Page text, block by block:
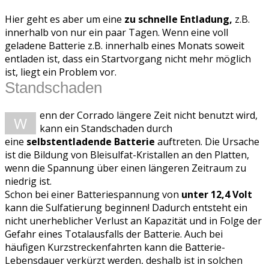
Hier geht es aber um eine zu schnelle Entladung, z.B.
innerhalb von nur ein paar Tagen. Wenn eine voll
geladene Batterie z.B. innerhalb eines Monats soweit
entladen ist, dass ein Startvorgang nicht mehr möglich
ist, liegt ein Problem vor.
Standschaden
W
enn der Corrado längere Zeit nicht benutzt wird,
kann ein Standschaden durch
eine selbstentladende Batterie auftreten. Die Ursache
ist die Bildung von Bleisulfat-Kristallen an den Platten,
wenn die Spannung über einen längeren Zeitraum zu
niedrig ist.
Schon bei einer Batteriespannung von unter 12,4 Volt
kann die Sulfatierung beginnen! Dadurch entsteht ein
nicht unerheblicher Verlust an Kapazität und in Folge der
Gefahr eines Totalausfalls der Batterie. Auch bei
häufigen Kurzstreckenfahrten kann die Batterie-
Lebensdauer verkürzt werden, deshalb ist in solchen